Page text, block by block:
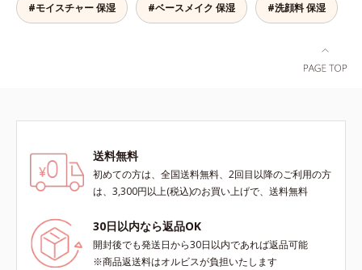
清涼成分
#モイスチャー 保湿 #ベースメイク 保湿 #洗顔料 保湿
送料無料
初めての方は、全国送料無料、2回目以降のご利用の方
は、3,300円以上(税込)のお買い上げで、送料無料
30日以内なら返品OK
開封後でも発送日から30日以内であれば返品可能
※商品返送料はオルビスが負担いたします